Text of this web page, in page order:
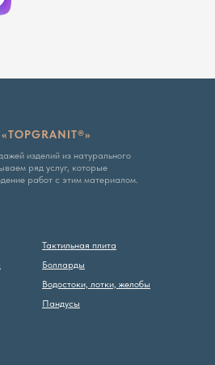
изделий из натурального
ряд услуг, которые
работ с этим материалом.
Тактильная плита
Болларды
Водостоки, лотки, желобы
Пандусы
касающаяся